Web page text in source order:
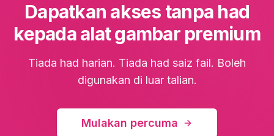
Dapatkan akses tanpa had
kepada alat gambar premium
Tiada had harian. Tiada had saiz fail. Boleh
digunakan di luar talian.
Mulakan percuma